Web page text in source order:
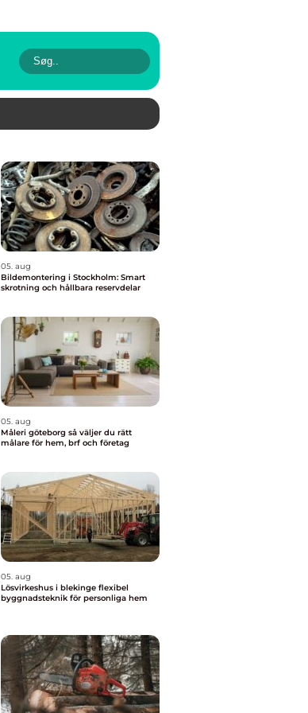
05. aug
Bildemontering i Stockholm: Smart
skrotning och hållbara reservdelar
05. aug
Måleri göteborg så väljer du rätt
målare för hem, brf och företag
05. aug
Lösvirkeshus i blekinge flexibel
byggnadsteknik för personliga hem